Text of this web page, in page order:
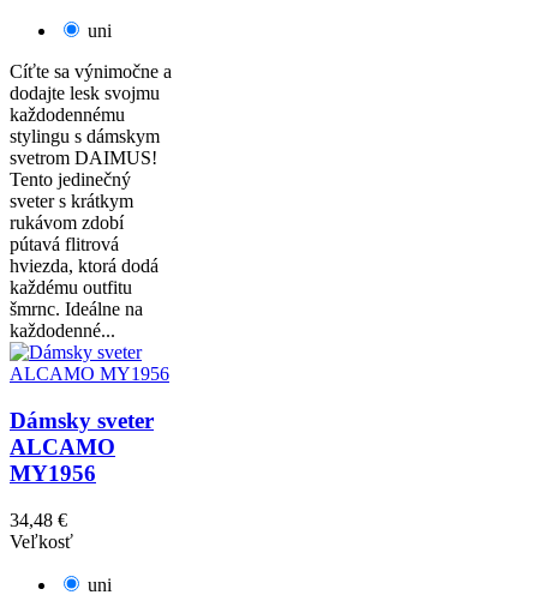
uni
Cíťte sa výnimočne a
dodajte lesk svojmu
každodennému
stylingu s dámskym
svetrom DAIMUS!
Tento jedinečný
sveter s krátkym
rukávom zdobí
pútavá flitrová
hviezda, ktorá dodá
každému outfitu
šmrnc. Ideálne na
každodenné...
Dámsky sveter
ALCAMO
MY1956
34,48 €
Veľkosť
uni